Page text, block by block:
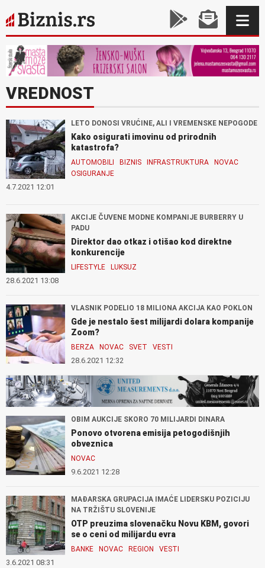
VREDNOST
LETO DONOSI VRUĆINE, ALI I VREMENSKE NEPOGODE
Kako osigurati imovinu od prirodnih
katastrofa?
AUTOMOBILI BIZNIS INFRASTRUKTURA
NOVAC
OSIGURANJE
4.7.2021 12:01
AKCIJE ČUVENE MODNE KOMPANIJE BURBERRY U
PADU
Direktor dao otkaz i otišao kod direktne
konkurencije
LIFESTYLE LUKSUZ
28.6.2021 13:08
VLASNIK PODELIO 18 MILIONA AKCIJA KAO POKLON
Gde je nestalo šest milijardi dolara kompanije
Zoom?
BERZA NOVAC SVET VESTI
28.6.2021 12:32
OBIM AUKCIJE SKORO 70 MILIJARDI DINARA
Ponovo otvorena emisija petogodišnjih
obveznica
NOVAC
9.6.2021 12:28
MAĐARSKA GRUPACIJA IMAĆE LIDERSKU POZICIJU
NA TRŽIŠTU SLOVENIJE
OTP preuzima slovenačku Novu KBM, govori
se o ceni od milijardu evra
BANKE NOVAC REGION VESTI
3.6.2021 08:31